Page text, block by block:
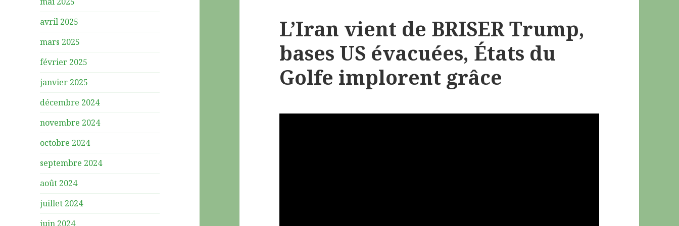
avril 2025
mars 2025
février 2025
janvier 2025
décembre 2024
novembre 2024
octobre 2024
septembre 2024
août 2024
juillet 2024
juin 2024
L’Iran vient de BRISER Trump,
bases US évacuées, États du
Golfe implorent grâce